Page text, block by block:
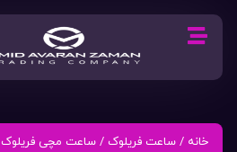
خانه / ساعت فریلوک / ساعت مچی فریلوک FL.1.10363-5